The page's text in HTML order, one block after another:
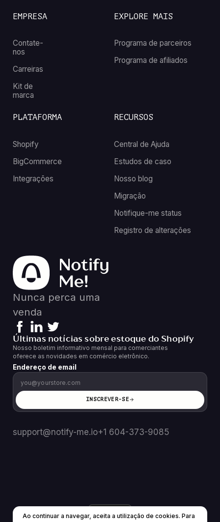
Ao continuar a navegar, aceita a utilização de cookies. Para
EMPRESA
Contate-
nos
Carreiras
Kit de
marca
RECURSOS
Central de Ajuda
Estudos de caso
Nosso blog
Migração
Notifique-me status
Registro de alterações
EXPLORE MAIS
Programa de parceiros
Programa de afiliados
PLATAFORMA
Shopify
BigCommerce
Integrações
Nunca perca uma
venda
Últimas notícias sobre estoque do Shopify
Nosso boletim informativo mensal para comerciantes
oferece as novidades em comércio eletrônico.
Endereço de email
INSCREVER-SE
support@notify-me.io+1 604-373-9085